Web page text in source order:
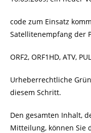
code zum Einsatz
Satellitenempfang der
ORF2, ORF1HD, ATV,
Urheberrechtliche
diesem Schritt.
Den gesamten Inhalt,
Mitteilung, können Sie